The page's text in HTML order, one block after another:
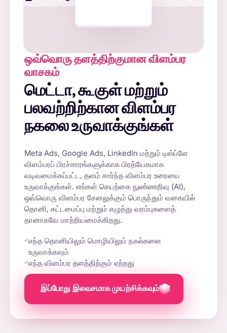
ஒவ்வொரு தளத்திற்குமான விளம்பர
வாசகம்
மெட்டா, கூகுள் மற்றும்
பலவற்றிற்கான விளம்பர
நகலை உருவாக்குங்கள்
Meta Ads, Google Ads, LinkedIn மற்றும் டிஸ்ப்ளே
விளம்பரப் பிரச்சாரங்களுக்காக பிரத்யேகமாக
வடிவமைக்கப்பட்ட, தளம் சார்ந்த விளம்பர உரையை
உருவாக்குங்கள். எங்கள் செயற்கை நுண்ணறிவு (AI),
ஒவ்வொரு விளம்பர சேனலுக்கும் பொருந்தும் வகையில்
தொனி, கட்டமைப்பு மற்றும் எழுத்து வரம்புகளைத்
தானாகவே மாற்றியமைக்கிறது.
எந்த தொனியிலும் மொழியிலும் நகல்களை
உருவாக்கவும்
எந்த விளம்பர தளத்திற்கும் ஏற்றது
இப்போது இலவசமாக முயற்சிக்கவும்